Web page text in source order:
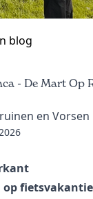
blog
- De Mart Op
en Vorsen
op